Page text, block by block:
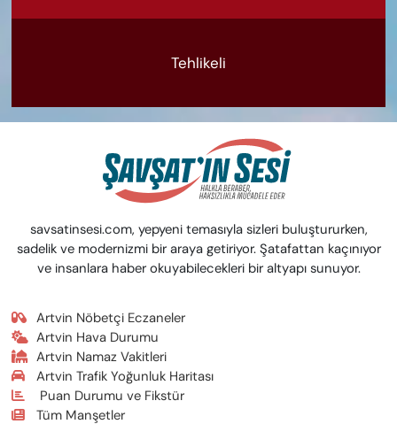
Tehlikeli
savsatinsesi.com, yepyeni temasıyla sizleri buluştururken,
sadelik ve modernizmi bir araya getiriyor. Şatafattan kaçınıyor
ve insanlara haber okuyabilecekleri bir altyapı sunuyor.
Artvin Nöbetçi Eczaneler
Artvin Hava Durumu
Artvin Namaz Vakitleri
Artvin Trafik Yoğunluk Haritası
Puan Durumu ve Fikstür
Tüm Manşetler